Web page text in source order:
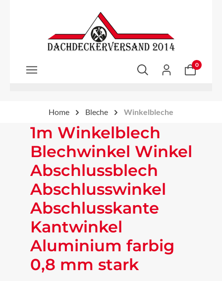
Zum Hauptinhalt springen
0
Home Bleche Winkelbleche
1m Winkelblech
Blechwinkel Winkel
Abschlussblech
Abschlusswinkel
Abschlusskante
Kantwinkel
Aluminium farbig
0,8 mm stark